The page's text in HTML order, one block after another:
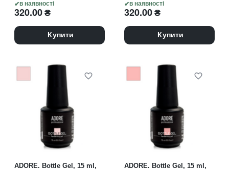
в наявності
зміцнення, молочний
рожевий
320.00₴
Купити
в наявності
зміцнення, світло-рожевий
320.00₴
Купити
ADORE. Bottle Gel, 15 ml,
ADORE. Bottle Gel, 15 ml,